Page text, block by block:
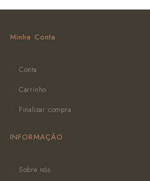
Minha Conta
Conta
Carrinho
Finalizar compra
INFORMAÇÃO
Sobre nós